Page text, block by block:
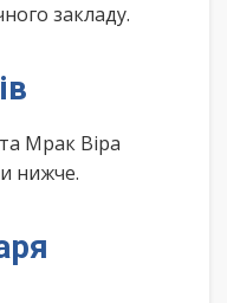
закладу.
Мрак Віра
нижче.